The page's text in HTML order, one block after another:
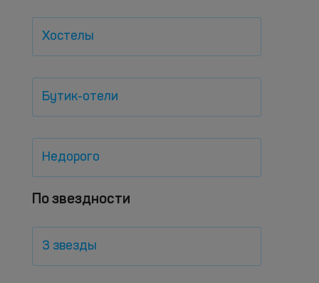
Хостелы
Бутик-отели
Недорого
По звездности
3 звезды